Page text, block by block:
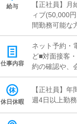
給与
【正社員】
ィブ(50,000
間勤務可能な
払い可
仕事内容
ネット予約・
ど■対面接客
約の確認や、
に付いて業務
企画の立案
加】【お客様
休日休暇
【正社員】
週4日以上勤務